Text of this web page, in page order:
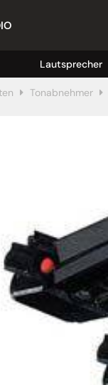
Lautsprecher
Tonabnehmer